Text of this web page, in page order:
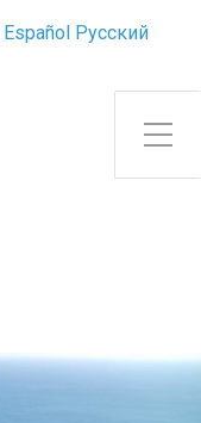
Attiva/disattiva il menu
Español Русский